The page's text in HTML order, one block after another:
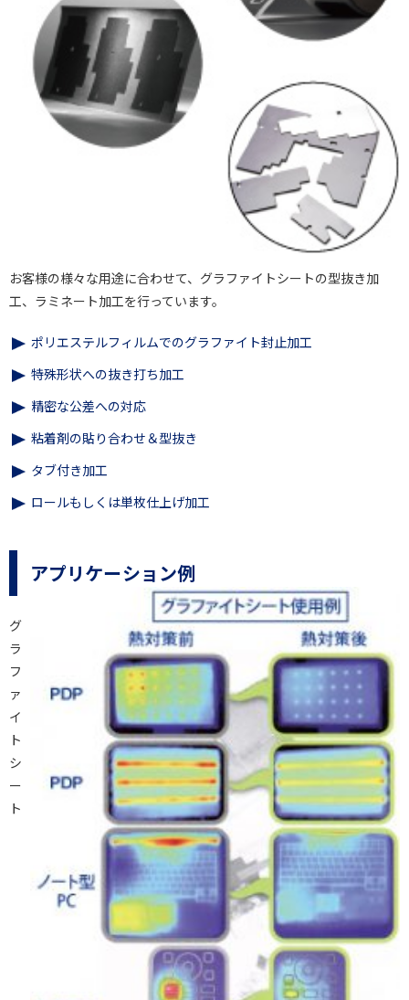
お客様の様々な用途に合わせて、グラファイトシートの型抜き加
工、ラミネート加工を行っています。
ポリエステルフィルムでのグラファイト封止加工
特殊形状への抜き打ち加工
精密な公差への対応
粘着剤の貼り合わせ＆型抜き
タブ付き加工
ロールもしくは単枚仕上げ加工
アプリケーション例
グ
ラ
フ
ァ
イ
ト
シ
ー
ト